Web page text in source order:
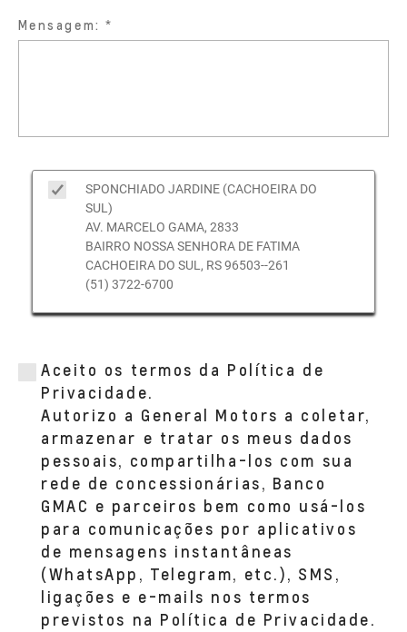
Mensagem:
SPONCHIADO JARDINE (CACHOEIRA DO
SUL)
AV. MARCELO GAMA, 2833
BAIRRO NOSSA SENHORA DE FATIMA
CACHOEIRA DO SUL, RS 96503--261
(51) 3722-6700
Aceito os termos da Política de
Privacidade.
Autorizo a General Motors a coletar,
armazenar e tratar os meus dados
pessoais, compartilha-los com sua
rede de concessionárias, Banco
GMAC e parceiros bem como usá-los
para comunicações por aplicativos
de mensagens instantâneas
(WhatsApp, Telegram, etc.), SMS,
ligações e e-mails nos termos
previstos na Política de Privacidade.